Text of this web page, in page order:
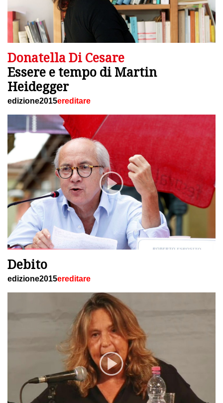
Donatella Di Cesare
Essere e tempo di Martin
Heidegger
edizione2015ereditare
Debito
edizione2015ereditare